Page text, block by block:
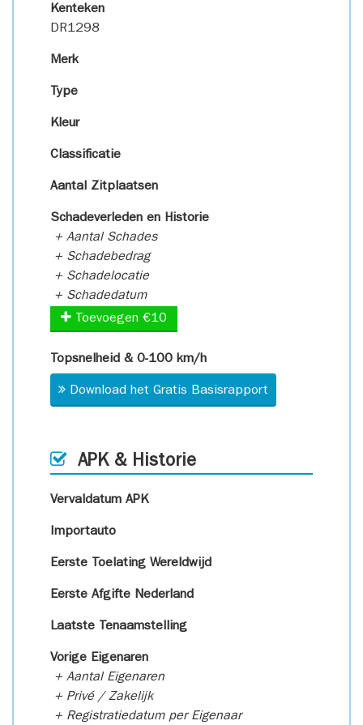
Kenteken
DR1298
Merk
Type
Kleur
Classificatie
Aantal Zitplaatsen
Schadeverleden en Historie
+ Aantal Schades
+ Schadebedrag
+ Schadelocatie
+ Schadedatum
Toevoegen €10
Topsnelheid & 0-100 km/h
Download het Gratis Basisrapport
APK & Historie
Vervaldatum APK
Importauto
Eerste Toelating Wereldwijd
Eerste Afgifte Nederland
Laatste Tenaamstelling
Vorige Eigenaren
+ Aantal Eigenaren
+ Privé / Zakelijk
+ Registratiedatum per Eigenaar